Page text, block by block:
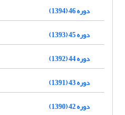
دوره 46 (1394)
دوره 45 (1393)
دوره 44 (1392)
دوره 43 (1391)
دوره 42 (1390)